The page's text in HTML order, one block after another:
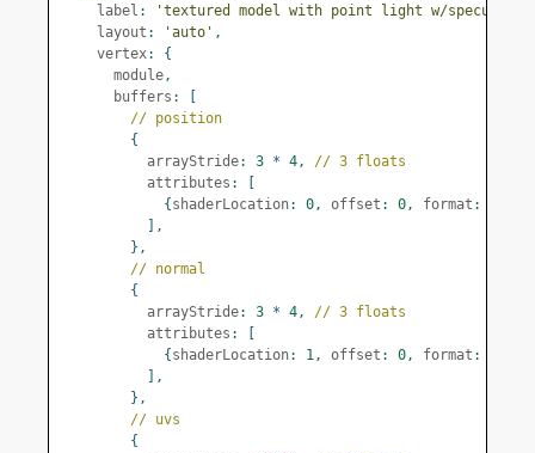
    label
:
'textured model with point light w/specular
    layout
: 'auto' ,
    vertex
:
{
      module
,
      buffers
:
// position
{
          arrayStride
: 3 * 4,
// 3 floats
          attributes
:
{ shaderLocation: 0, offset : 0, format :
],
},
// normal
{
          arrayStride
: 3 * 4,
// 3 floats
          attributes
:
{ shaderLocation: 1, offset : 0, format :
],
},
// uvs
{